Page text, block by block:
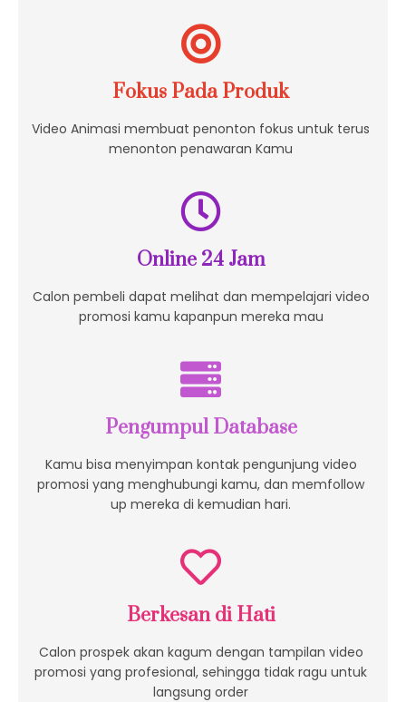
Fokus Pada Produk
Video Animasi membuat penonton fokus untuk terus
menonton penawaran Kamu
Online 24 Jam
Calon pembeli dapat melihat dan mempelajari video
promosi kamu kapanpun mereka mau
Pengumpul Database
Kamu bisa menyimpan kontak pengunjung video
promosi yang menghubungi kamu, dan memfollow
up mereka di kemudian hari.
Berkesan di Hati
Calon prospek akan kagum dengan tampilan video
promosi yang profesional, sehingga tidak ragu untuk
langsung order